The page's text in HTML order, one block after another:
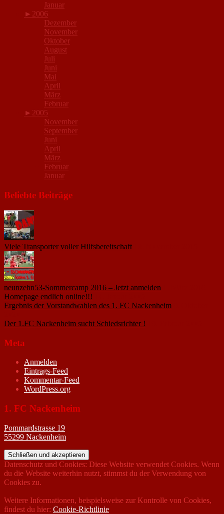
Januar
► 2006
Dezember
November
Oktober
August
Juli
Juni
Mai
April
März
Februar
► 2005
November
September
Juni
April
März
Februar
Januar
Beliebte Beiträge
Viele Transporter voller Hilfsbereitschaft
neunzehn53-Sommercamp 2016 – Jetzt anmelden
Homepage endlich online!!!
Ergebnis der Vorstandwahlen des 1. FC Nackenheim
Der 1.FC Nackenheim sucht Schiedsrichter !
Meta
Anmelden
Eintrags-Feed
Kommentar-Feed
WordPress.org
1. FC Nackenheim
Pommardstrasse 19
55299 Nackenheim
Datenschutz und Cookies: Diese Website verwendet Cookies. Wenn
du die Website weiterhin nutzt, stimmst du der Verwendung von
Cookies zu.
Weitere Informationen, beispielsweise zur Kontrolle von Cookies,
findest du hier: Cookie-Richtlinie